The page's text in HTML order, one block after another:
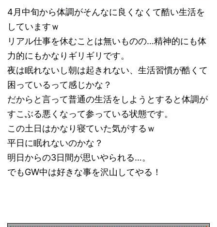
4月中旬から体調がそんなに良くなくて酷い生活を
していますｗ
リアル仕事を休むことは無いものの…精神的にも体
力的にもかなりギリギリです。
夜は眠れないし朝は起きれない、生活習慣が酷くて
困っているって感じかな？
だからと言って普通の生活をしようとすると体調が
すこぶる悪くなって参っている状態です。
この土日はかなり寝ていた気がするｗ
平日に眠れないのかな？
明日からの3日間が思いやられる…。
でもGW中は好きな事を沢山してやる！